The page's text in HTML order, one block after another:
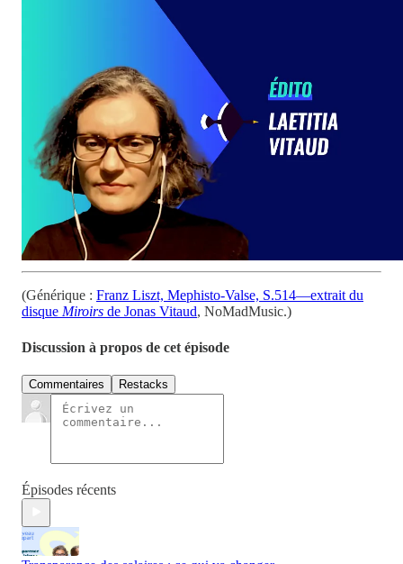
(Générique : Franz Liszt, Mephisto-Valse, S.514—extrait du
disque Miroirs de Jonas Vitaud, NoMadMusic.)
Discussion à propos de cet épisode
Commentaires Restacks
Épisodes récents